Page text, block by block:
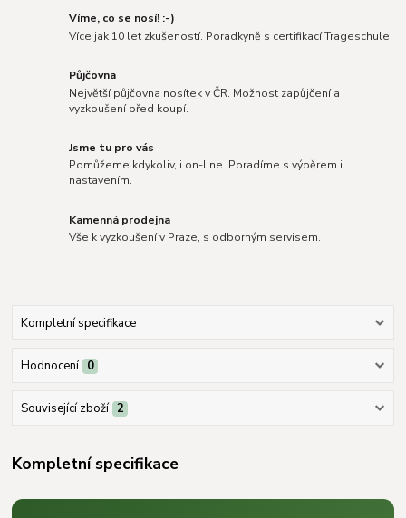
Víme, co se nosí! :-)
Více jak 10 let zkušeností. Poradkyně s certifikací Trageschule.
Půjčovna
Největší půjčovna nosítek v ČR. Možnost zapůjčení a
vyzkoušení před koupí.
Jsme tu pro vás
Pomůžeme kdykoliv, i on-line. Poradíme s výběrem i
nastavením.
Kamenná prodejna
Vše k vyzkoušení v Praze, s odborným servisem.
Kompletní specifikace
Hodnocení 0
Související zboží 2
Kompletní specifikace